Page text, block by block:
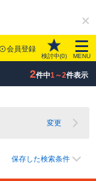
会員登録
検討中(0) MENU
2件中1～2件表示
変更
保存した検索条件